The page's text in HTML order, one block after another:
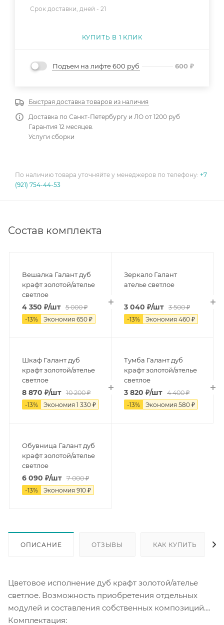
Срок доставки, дней - 21
КУПИТЬ В 1 КЛИК
Подъем на лифте 600 руб 600 ₽
Быстрая доставка товаров из наличия
Доставка по Санкт-Петербургу и ЛО от 1200 руб
Гарантия 12 месяцев.
Услуги сборки
По наличию товара уточняйте у менеджеров по телефону: +7
(921) 754-44-53
Состав комплекта
Вешалка Галант дуб
крафт золотой/ателье
светлое
4 350 ₽/шт 5 000₽
-13% Экономия 650₽
Зеркало Галант
ателье светлое
3 040 ₽/шт 3 500₽
-13% Экономия 460 ₽
Шкаф Галант дуб
крафт золотой/ателье
светлое
8 870 ₽/шт 10 200₽
-13% Экономия 1 330₽
Тумба Галант дуб
крафт золотой/ателье
светлое
3 820 ₽/шт 4 400₽
-13% Экономия 580 ₽
Обувница Галант дуб
крафт золотой/ателье
светлое
6 090 ₽/шт 7 000₽
-13% Экономия 910₽
ОПИСАНИЕ ОТЗЫВЫ КАК КУПИТЬ
Цветовое исполнение дуб крафт золотой/ателье
светлое. Возможность приобретения отдельных
модулей и составления собственных композиций.
Комплектация: